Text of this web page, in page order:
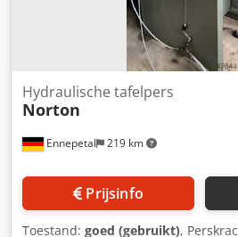
Ennepetal 219 km
Hydraulische tafelpers
Norton
Prijsinfo
Toestand: goed (gebruikt),